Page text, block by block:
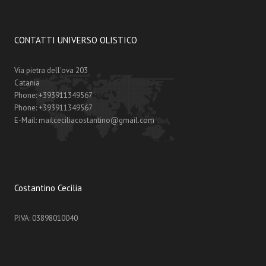
CONTATTI UNIVERSO OLISTICO
Via pietra dell'ova 203
Catania
Phone:+393911349567
Phone:+393911349567
E-Mail: mailceciliacostantino@gmail.com
Costantino Cecilia
P.IVA: 03898010040